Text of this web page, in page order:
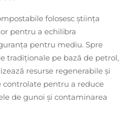
folosesc știința
pentru a echilibra
pentru mediu. Spre
tradiționale pe bază de petrol,
resurse regenerabile și
controlate pentru a reduce
de gunoi și contaminarea